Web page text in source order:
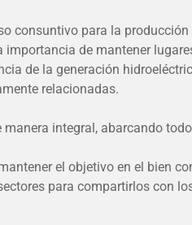
consuntivo para la
de mantener
de la generación
relacionadas.
integral, abarcando
el objetivo en el bien
para compartirlos con